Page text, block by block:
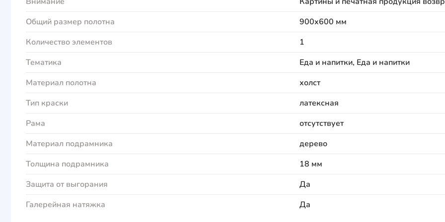
Общий размер полотна
900x600 мм
Количество элементов
1
Тематика
Еда и напитки, Еда и напитки
Материал полотна
холст
Тип краски
латексная
Рама
отсутствует
Материал подрамника
дерево
Толщина подрамника
18 мм
Защита от выгорания
Да
Галерейная натяжка
Да